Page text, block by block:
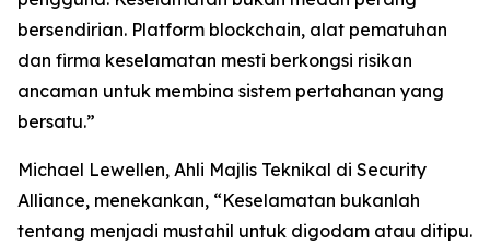
bersendirian. Platform blockchain, alat pematuhan
dan firma keselamatan mesti berkongsi risikan
ancaman untuk membina sistem pertahanan yang
bersatu.”
Michael Lewellen, Ahli Majlis Teknikal di Security
Alliance, menekankan, “Keselamatan bukanlah
tentang menjadi mustahil untuk digodam atau ditipu.